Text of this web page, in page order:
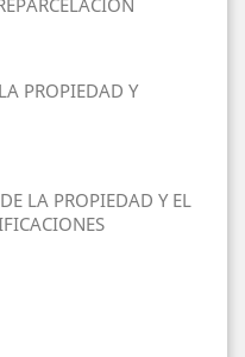
PROPIEDAD Y
LA PROPIEDAD Y EL